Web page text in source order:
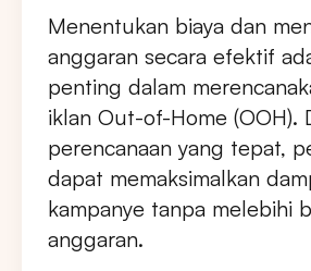
Menentukan biaya dan
anggaran secara efektif
penting dalam
iklan Out-of-Home (OOH).
perencanaan yang tepat,
dapat memaksimalkan
kampanye tanpa melebihi
anggaran.